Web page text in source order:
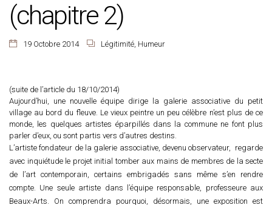
(chapitre 2)
19 Octobre 2014 Légitimité, Humeur
(suite de l’article du 18/10/2014)
Aujourd’hui, une nouvelle équipe dirige la galerie associative du petit
village au bord du fleuve. Le vieux peintre un peu célèbre n’est plus de ce
monde, les quelques artistes éparpillés dans la commune ne font plus
parler d’eux, ou sont partis vers d’autres destins.
L’artiste fondateur de la galerie associative, devenu observateur, regarde
avec inquiétude le projet initial tomber aux mains de membres de la secte
de l’art contemporain, certains embrigadés sans même s’en rendre
compte. Une seule artiste dans l’équipe responsable, professeure aux
Beaux-Arts. On comprendra pourquoi, désormais, une exposition est